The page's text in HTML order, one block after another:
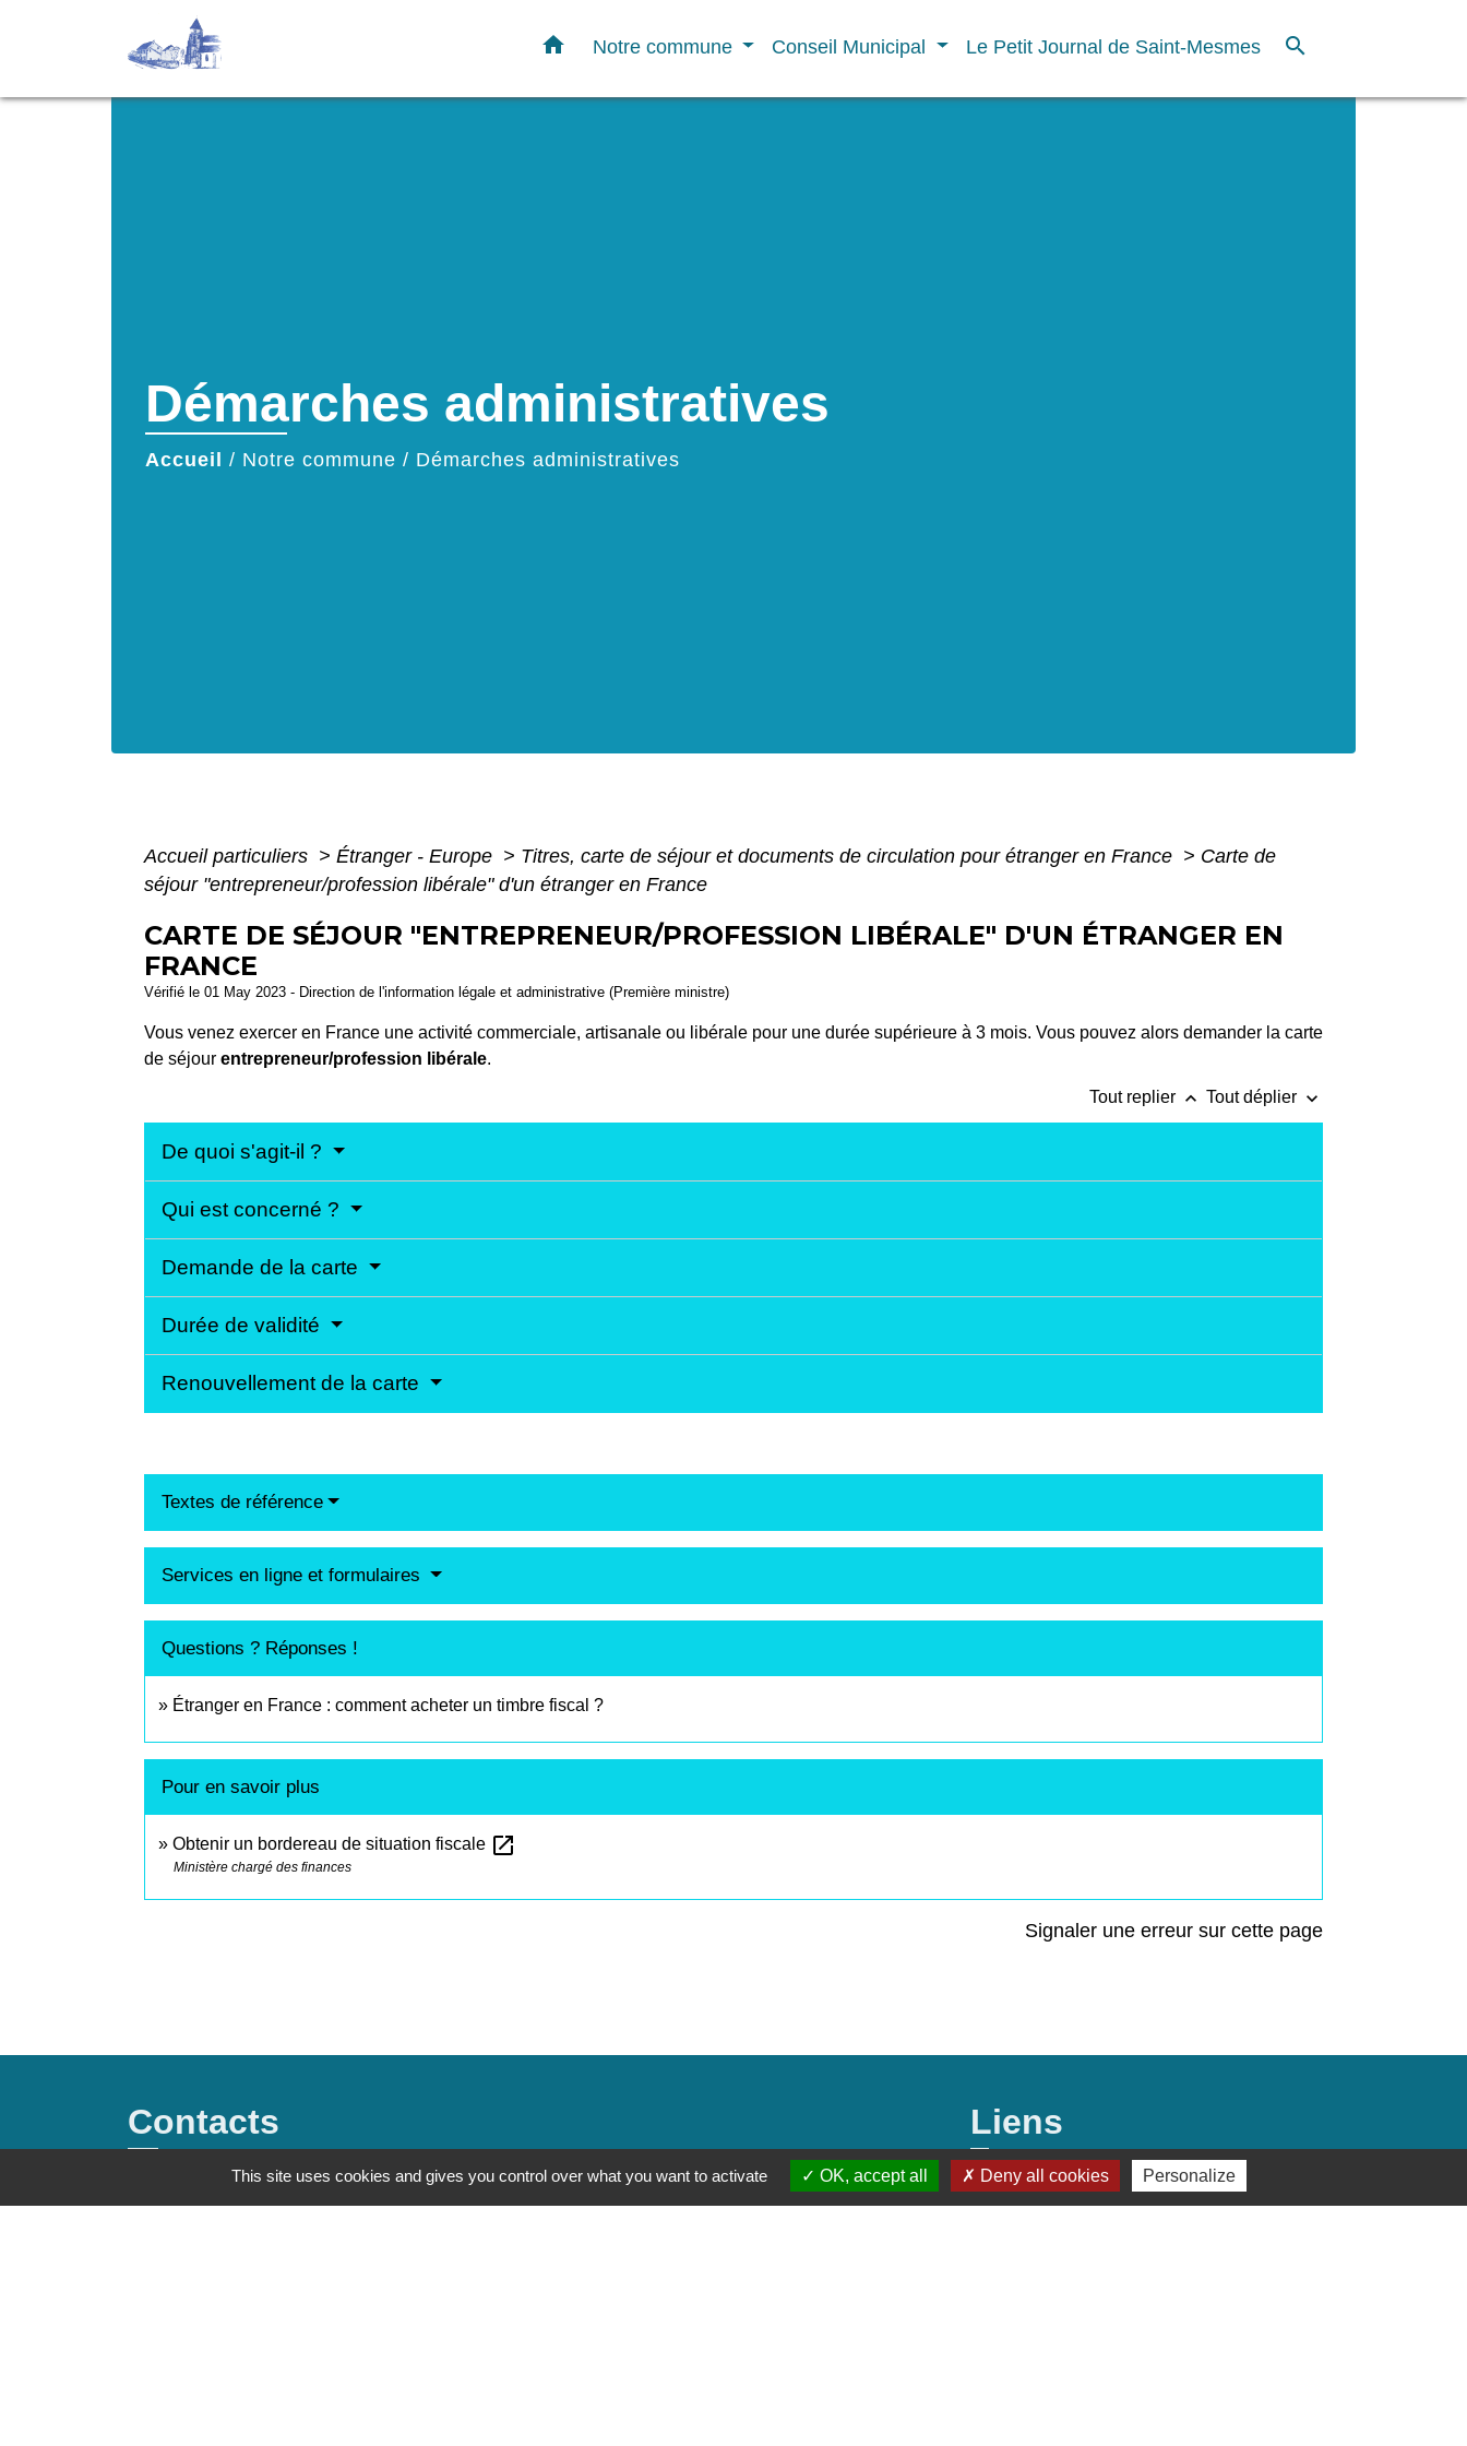
home Notre commune Conseil Municipal Le Petit Journal de Saint-Mesmes search
Démarches administratives
Accueil / Notre commune / Démarches administratives
Accueil particuliers > Étranger - Europe > Titres, carte de séjour et documents de circulation pour étranger en France > Carte de
séjour "entrepreneur/profession libérale" d'un étranger en France
CARTE DE SÉJOUR "ENTREPRENEUR/PROFESSION LIBÉRALE" D'UN ÉTRANGER EN
FRANCE
Vérifié le 01 May 2023 - Direction de l'information légale et administrative (Première ministre)
Vous venez exercer en France une activité commerciale, artisanale ou libérale pour une durée supérieure à 3 mois. Vous pouvez alors demander la carte
de séjour entrepreneur/profession libérale.
Tout replier keyboard_arrow_up Tout déplier keyboard_arrow_down
De quoi s'agit-il ?
Qui est concerné ?
Demande de la carte
Durée de validité
Renouvellement de la carte
Textes de référence
Services en ligne et formulaires
Questions ? Réponses !
Étranger en France : comment acheter un timbre fiscal ?
Pour en savoir plus
Obtenir un bordereau de situation fiscale open_in_new
Ministère chargé des finances
Signaler une erreur sur cette page
Contacts Liens
Préfecture de Seine-et-Marne
This site uses cookies and gives you control over what you want to activate OK, accept all Deny all cookies Personalize